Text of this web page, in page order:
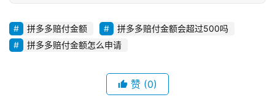
直
播
带
登录 注册
拼多多赔付金额
拼多多赔付金额会超过500吗
拼多多赔付金额怎么申请
赞 (0)